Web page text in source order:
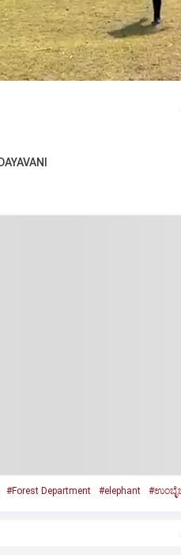
#Forest Department #elephant